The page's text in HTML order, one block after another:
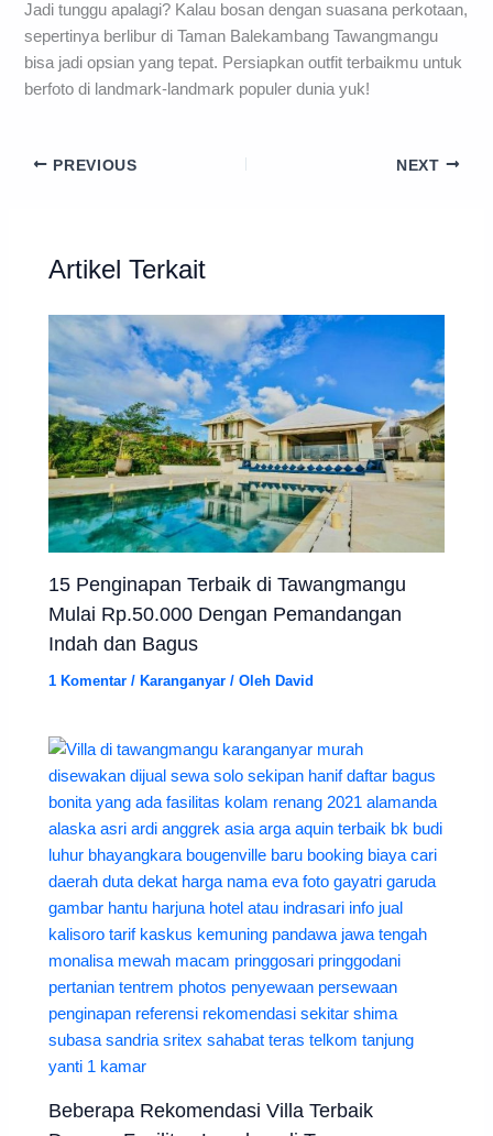
Jadi tunggu apalagi? Kalau bosan dengan suasana perkotaan,
sepertinya berlibur di Taman Balekambang Tawangmangu
bisa jadi opsian yang tepat. Persiapkan outfit terbaikmu untuk
berfoto di landmark-landmark populer dunia yuk!
PREVIOUS NEXT
Artikel Terkait
15 Penginapan Terbaik di Tawangmangu
Mulai Rp.50.000 Dengan Pemandangan
Indah dan Bagus
1 Komentar / Karanganyar / Oleh David
Beberapa Rekomendasi Villa Terbaik